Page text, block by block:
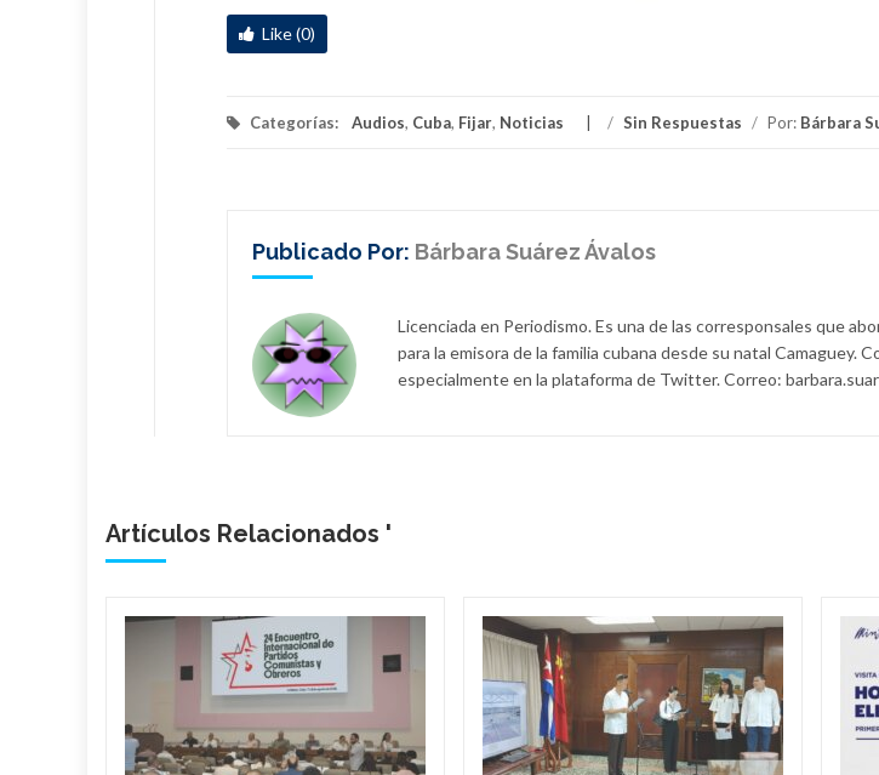
Like (0)
Categorías: Audios, Cuba, Fijar, Noticias / Sin Respuestas / Por: Bárbara
Publicado Por: Bárbara Suárez Ávalos
Licenciada en Periodismo. Es una de las corresponsales que
para la emisora de la familia cubana desde su natal Camaguey.
especialmente en la plataforma de Twitter. Correo:
Artículos Relacionados '